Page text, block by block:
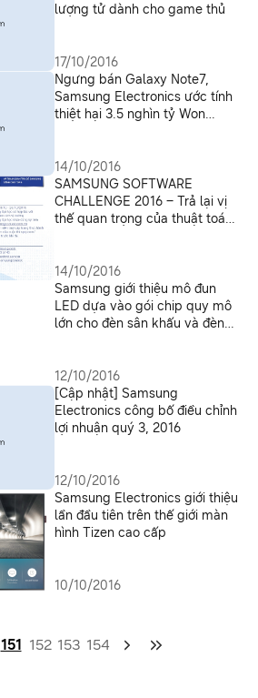
lượng tử dành cho game thủ
17/10/2016
Ngưng bán Galaxy Note7,
Samsung Electronics ước tính
thiệt hại 3.5 nghìn tỷ Won
14/10/2016
SAMSUNG SOFTWARE
CHALLENGE 2016 – Trả lại vị
thế quan trọng của thuật toán
14/10/2016
Samsung giới thiệu mô đun
LED dựa vào gói chip quy mô
lớn cho đèn sân khấu và đèn
12/10/2016
[Cập nhật] Samsung
Electronics công bố điều chỉnh
lợi nhuận quý 3, 2016
12/10/2016
Samsung Electronics giới thiệu
lần đầu tiên trên thế giới màn
hình Tizen cao cấp
10/10/2016
151 152 153 154